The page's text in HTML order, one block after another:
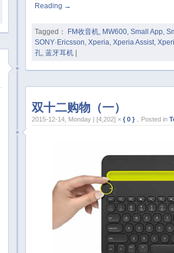
Reading →
Tagged： FM收音机 MW600 Small App
SONY·Ericsson Xperia Xperia Assist
孔 蓝牙耳机 |
双十二购物（一）
2015-12-14, Monday | [4,202] × { 0 } ，Posted in